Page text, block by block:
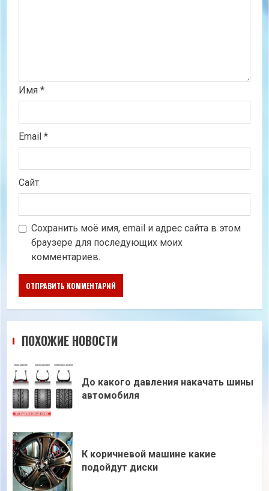
Имя *
Email *
Сайт
Сохранить моё имя, email и адрес сайта в этом
браузере для последующих моих
комментариев.
ПОХОЖИЕ НОВОСТИ
До какого давления накачать шины
автомобиля
К коричневой машине какие
подойдут диски